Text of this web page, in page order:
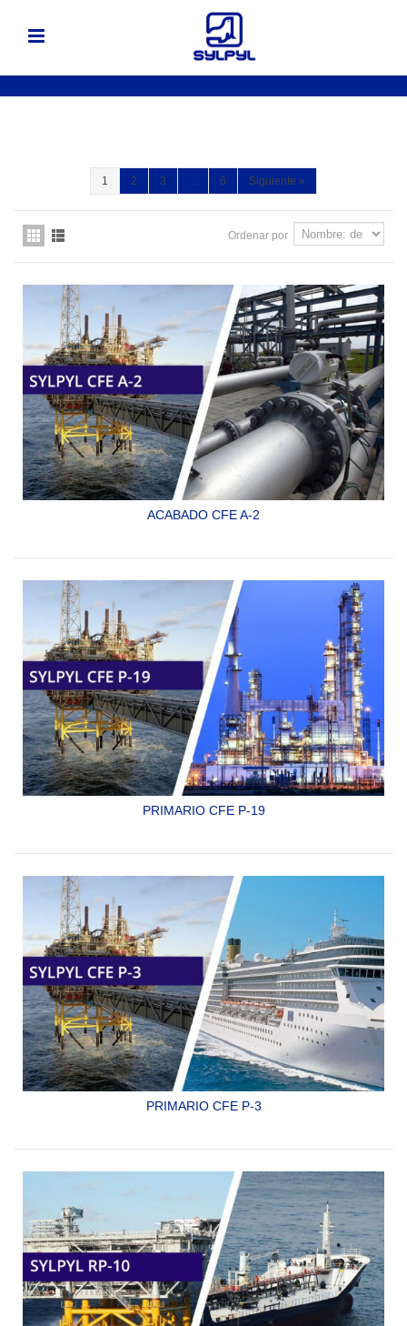
1 2 3 ... 6 Siguiente »
Ordenar por
ACABADO CFE A-2
PARA USO GENERAL
SYLPYL CFE A-2
PRIMARIO CFE P-19
SYLPYL CFE P-19
PRIMARIO CFE P-3
SYLPYL CFE P-3